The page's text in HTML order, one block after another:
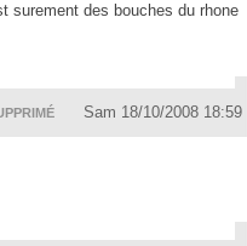
surement des bouches du rhone
Sam 18/10/2008 18:59